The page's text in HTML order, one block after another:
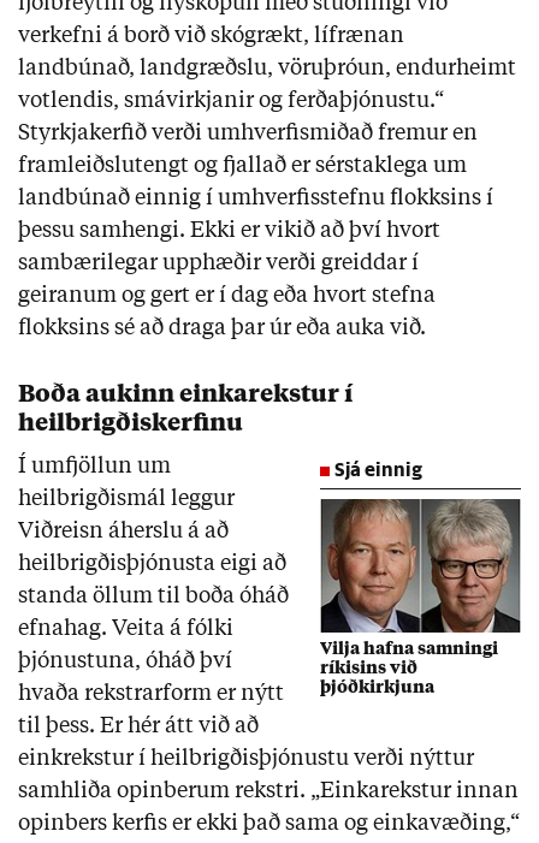
verkefni á borð við skógrækt, lífrænan
landbúnað, landgræðslu, vöruþróun, endurheimt
votlendis, smávirkjanir og ferðaþjónustu.“
Styrkjakerfið verði umhverfismiðað fremur en
framleiðslutengt og fjallað er sérstaklega um
landbúnað einnig í umhverfisstefnu flokksins í
þessu samhengi. Ekki er vikið að því hvort
sambærilegar upphæðir verði greiddar í
geiranum og gert er í dag eða hvort stefna
flokksins sé að draga þar úr eða auka við.
Boða aukinn einkarekstur í
heilbrigðiskerfinu
Sjá einnig
Vilja hafna samningi
ríkisins við
þjóðkirkjuna
Í umfjöllun um
heilbrigðismál leggur
Viðreisn áherslu á að
heilbrigðisþjónusta eigi að
standa öllum til boða óháð
efnahag. Veita á fólki
þjónustuna, óháð því
hvaða rekstrarform er nýtt
til þess. Er hér átt við að
einkrekstur í heilbrigðisþjónustu verði nýttur
samhliða opinberum rekstri. „Einkarekstur innan
opinbers kerfis er ekki það sama og einkavæðing,“